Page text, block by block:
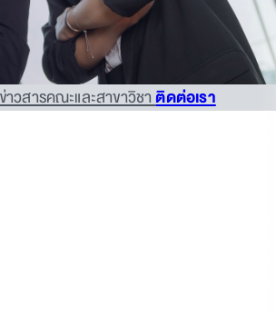
าวสารคณะและสาขาวิชาติดต่อเรา